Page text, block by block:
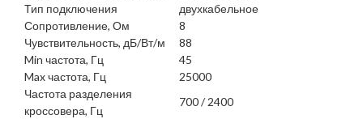
Тип подключения
двухкабельное
Сопротивление, Ом
8
Чувствительность, дБ/Вт/м
88
Min частота, Гц
45
Max частота, Гц
25000
Частота разделения
кроссовера, Гц
700 / 2400